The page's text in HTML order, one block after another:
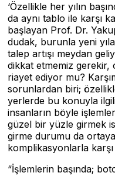
‘Özellikle her yılın
da aynı tablo ile karşı
başlayan Prof. Dr.
dudak, burunla yeni
talep artışı meydan
dikkat etmemiz
riayet ediyor mu?
sorunlardan biri;
yerlerde bu konuyla
insanların böyle
güzel bir yüzle girmek
girme durumu da
komplikasyonlarla
“İşlemlerin başında;